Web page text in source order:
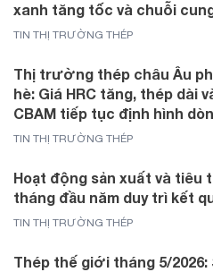
xanh tăng tốc và chuỗi
TIN THỊ TRƯỜNG THÉP
Thị trường thép châu Âu
hè: Giá HRC tăng, thép dài
CBAM tiếp tục định hình
TIN THỊ TRƯỜNG THÉP
Hoạt động sản xuất và tiêu
tháng đầu năm duy trì kết
TIN THỊ TRƯỜNG THÉP
Thép thế giới tháng 5/